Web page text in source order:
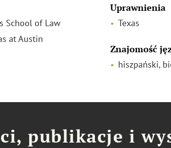
School of Law
at Austin
Uprawnienia
Texas
Znajomość
hiszpański,
publikacje i